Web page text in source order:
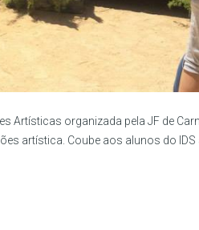
Artísticas organizada pela JF de
artística. Coube aos alunos do